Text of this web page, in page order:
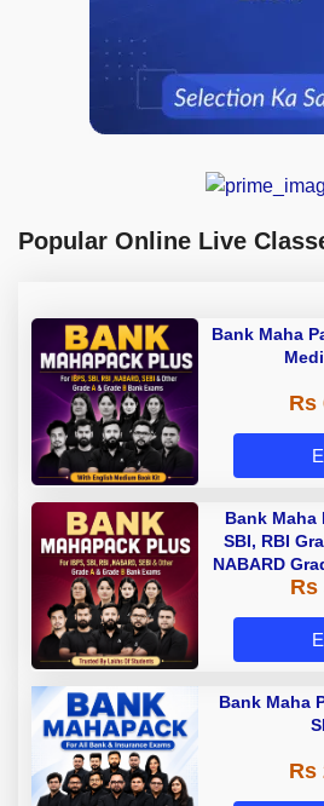
Popular Online Live
Bank Maha
Rs
Bank Maha
SBI, RBI
NABARD
A & Rs
Bank Maha
Rs